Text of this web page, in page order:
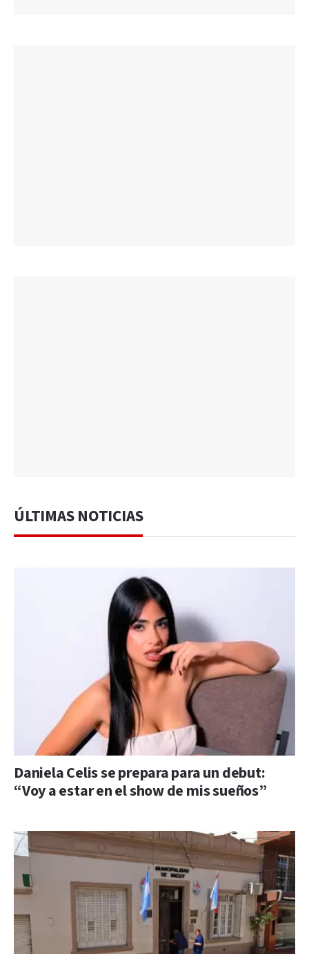
ÚLTIMAS NOTICIAS
Daniela Celis se prepara para un debut:
“Voy a estar en el show de mis sueños”